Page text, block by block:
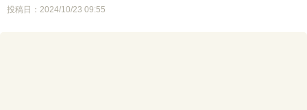
投稿日：2024/10/23 09:55